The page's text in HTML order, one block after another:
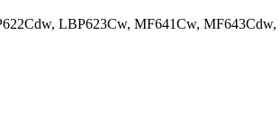
LBP623Cw, MF641Cw,